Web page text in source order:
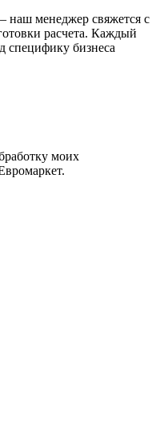
наш менеджер свяжется с
расчета. Каждый
специфику бизнеса
моих